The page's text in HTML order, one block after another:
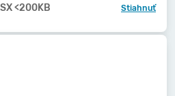
<200KB Stiahnuť